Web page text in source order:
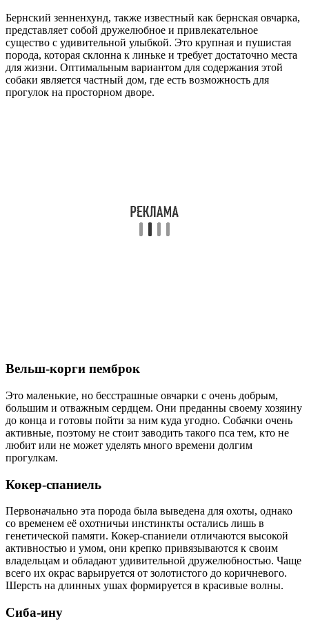
Бернский зенненхунд, также известный как бернская овчарка,
представляет собой дружелюбное и привлекательное
существо с удивительной улыбкой. Это крупная и пушистая
порода, которая склонна к линьке и требует достаточно места
для жизни. Оптимальным вариантом для содержания этой
собаки является частный дом, где есть возможность для
прогулок на просторном дворе.
Вельш-корги пемброк
Это маленькие, но бесстрашные овчарки с очень добрым,
большим и отважным сердцем. Они преданны своему хозяину
до конца и готовы пойти за ним куда угодно. Собачки очень
активные, поэтому не стоит заводить такого пса тем, кто не
любит или не может уделять много времени долгим
прогулкам.
Кокер-спаниель
Первоначально эта порода была выведена для охоты, однако
со временем её охотничьи инстинкты остались лишь в
генетической памяти. Кокер-спаниели отличаются высокой
активностью и умом, они крепко привязываются к своим
владельцам и обладают удивительной дружелюбностью. Чаще
всего их окрас варьируется от золотистого до коричневого.
Шерсть на длинных ушах формируется в красивые волны.
Сиба-ину